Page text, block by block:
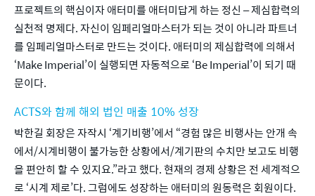
프로젝트의 핵심이자 애터미를 애터미답게 하는 정신 – 제심합력의
실천적 명제다. 자신이 임페리얼마스터가 되는 것이 아니라 파트너
를 임페리얼마스터로 만드는 것이다. 애터미의 제심합력에 의해서
‘Make Imperial’이 실행되면 자동적으로 ‘Be Imperial’이 되기 때
문이다.
ACTS와 함께 해외 법인 매출 10% 성장
박한길 회장은 자작시 ‘계기비행’에서 “경험 많은 비행사는 안개 속
에서/시계비행이 불가능한 상황에서/계기판의 수치만 보고도 비행
을 편안히 할 수 있지요.”라고 했다. 현재의 경제 상황은 전 세계적으
로 ‘시계 제로’다. 그럼에도 성장하는 애터미의 원동력은 회원이다.